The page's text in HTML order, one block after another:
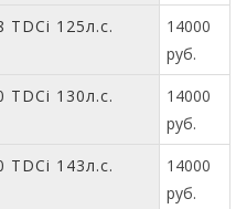
TDCi 125л.с.
14000
руб.
TDCi 130л.с.
14000
руб.
TDCi 143л.с.
14000
руб.